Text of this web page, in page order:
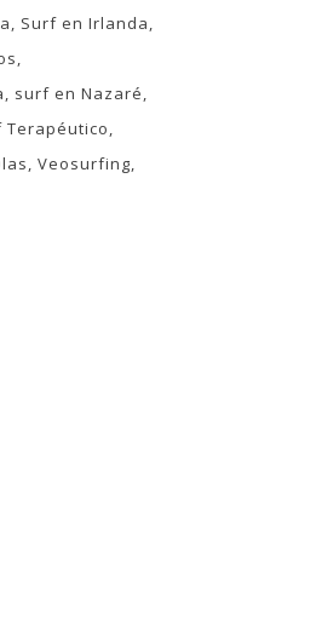
Surf en Irlanda
surf en Nazaré
Terapéutico
Veosurfing